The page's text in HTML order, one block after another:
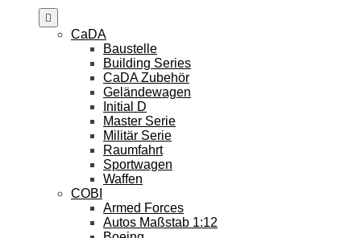
CaDA
Baustelle
Building Series
CaDA Zubehör
Geländewagen
Initial D
Master Serie
Militär Serie
Raumfahrt
Sportwagen
Waffen
COBI
Armed Forces
Autos Maßstab 1:12